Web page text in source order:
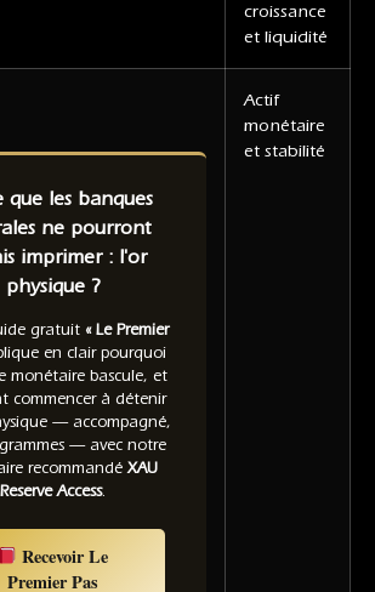
croissance
et liquidité
que les banques
ne pourront
imprimer : l'or
physique ?
gratuit « Le Premier
en clair pourquoi
monétaire bascule, et
commencer à détenir
— accompagné,
— avec notre
recommandéXAU
Reserve Access.
Recevoir Le
Premier Pas
Actif
monétaire
et stabilité